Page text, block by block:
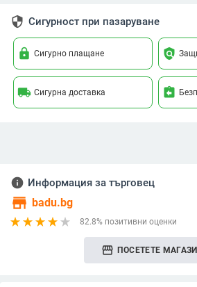
security Сигурност при пазаруване
lock Сигурно плащане policy
local_shipping Сигурна доставка assignment_return
info Информация за търговец
store badu.bg
82.8% позитивни оценки
storefront ПОСЕТЕТЕ